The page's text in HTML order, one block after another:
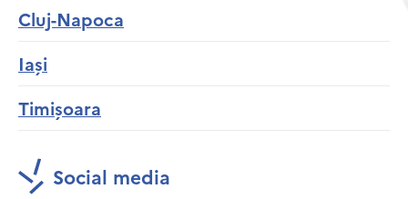
Cluj-Napoca
Iași
Timișoara
Social media